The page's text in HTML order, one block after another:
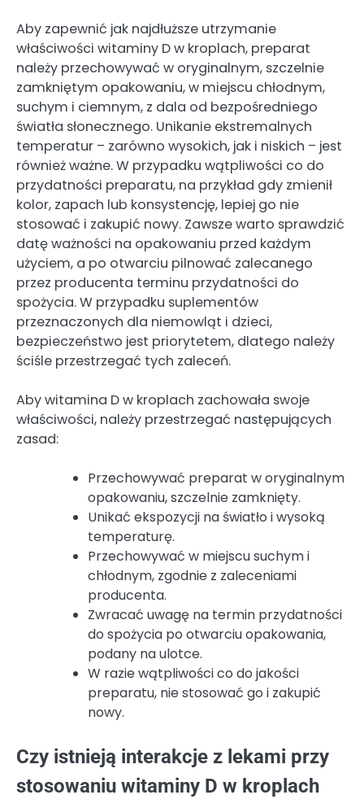
Aby zapewnić jak najdłuższe utrzymanie
właściwości witaminy D w kroplach, preparat
należy przechowywać w oryginalnym, szczelnie
zamkniętym opakowaniu, w miejscu chłodnym,
suchym i ciemnym, z dala od bezpośredniego
światła słonecznego. Unikanie ekstremalnych
temperatur – zarówno wysokich, jak i niskich – jest
również ważne. W przypadku wątpliwości co do
przydatności preparatu, na przykład gdy zmienił
kolor, zapach lub konsystencję, lepiej go nie
stosować i zakupić nowy. Zawsze warto sprawdzić
datę ważności na opakowaniu przed każdym
użyciem, a po otwarciu pilnować zalecanego
przez producenta terminu przydatności do
spożycia. W przypadku suplementów
przeznaczonych dla niemowląt i dzieci,
bezpieczeństwo jest priorytetem, dlatego należy
ściśle przestrzegać tych zaleceń.
Aby witamina D w kroplach zachowała swoje
właściwości, należy przestrzegać następujących
zasad:
Przechowywać preparat w oryginalnym
opakowaniu, szczelnie zamknięty.
Unikać ekspozycji na światło i wysoką
temperaturę.
Przechowywać w miejscu suchym i
chłodnym, zgodnie z zaleceniami
producenta.
Zwracać uwagę na termin przydatności
do spożycia po otwarciu opakowania,
podany na ulotce.
W razie wątpliwości co do jakości
preparatu, nie stosować go i zakupić
nowy.
Czy istnieją interakcje z lekami przy
stosowaniu witaminy D w kroplach